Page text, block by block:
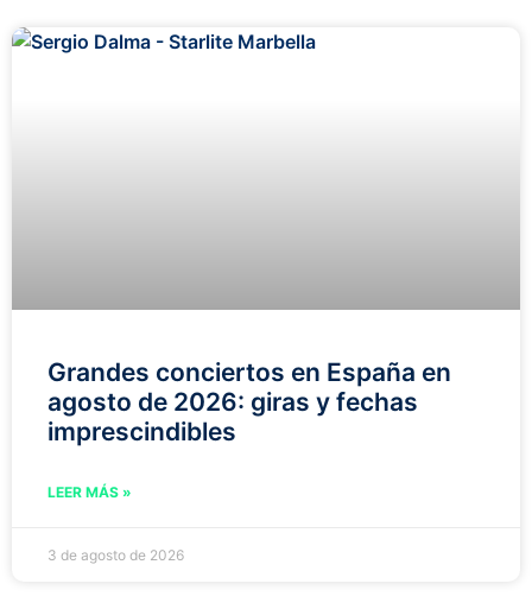
Grandes conciertos en España en
agosto de 2026: giras y fechas
imprescindibles
LEER MÁS »
3 de agosto de 2026